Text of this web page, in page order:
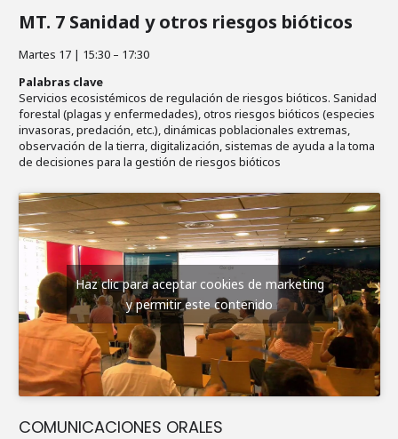
MT. 7 Sanidad y otros riesgos bióticos
Martes 17 | 15:30 – 17:30
Palabras clave
Servicios ecosistémicos de regulación de riesgos bióticos. Sanidad
forestal (plagas y enfermedades), otros riesgos bióticos (especies
invasoras, predación, etc.), dinámicas poblacionales extremas,
observación de la tierra, digitalización, sistemas de ayuda a la toma
de decisiones para la gestión de riesgos bióticos
Haz clic para aceptar cookies de marketing
y permitir este contenido
COMUNICACIONES ORALES